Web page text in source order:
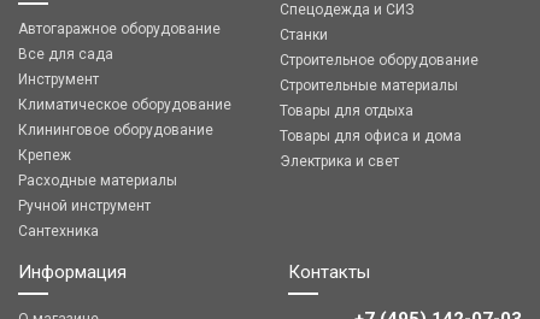
Автогаражное оборудование
Все для сада
Инструмент
Климатическое оборудование
Клининговое оборудование
Крепеж
Расходные материалы
Ручной инструмент
Сантехника
Спецодежда и СИЗ
Станки
Строительное оборудование
Строительные материалы
Товары для отдыха
Товары для офиса и дома
Электрика и свет
Информация Контакты